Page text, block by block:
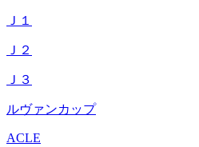
Ｊ１
Ｊ２
Ｊ３
ルヴァンカップ
ACLE